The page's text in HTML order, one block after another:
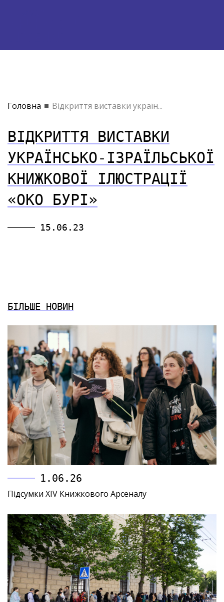
Головна Відкриття виставки україн...
ВІДКРИТТЯ ВИСТАВКИ
УКРАЇНСЬКО-ІЗРАЇЛЬСЬКОЇ
КНИЖКОВОЇ ІЛЮСТРАЦІЇ
«ОКО БУРІ»
15.06.23
БІЛЬШЕ НОВИН
1.06.26
Підсумки XIV Книжкового Арсеналу